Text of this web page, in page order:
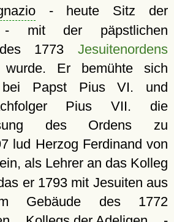
- heute Sitz der
- mit der päpstlichen
1773 Jesuitenordens
wurde. Er bemühte sich
bei Papst Pius VI. und
Pius VII. die
des Ordens zu
lud Herzog Ferdinand von
als Lehrer an das Kolleg
er 1793 mit Jesuiten aus
Gebäude des 1772